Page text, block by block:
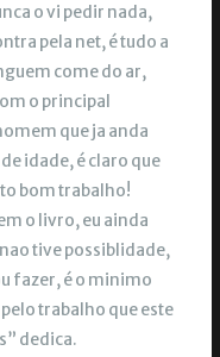
o vi pedir nada,
pela net, é tudo a
come do ar,
o principal
que ja anda
idade, é claro que
bom trabalho!
o livro, eu ainda
tive possiblidade,
fazer, é o minimo
trabalho que este
dedica.